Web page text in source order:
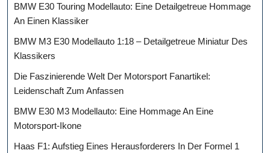
BMW E30 Touring Modellauto: Eine Detailgetreue Hommage
An Einen Klassiker
BMW M3 E30 Modellauto 1:18 – Detailgetreue Miniatur Des
Klassikers
Die Faszinierende Welt Der Motorsport Fanartikel:
Leidenschaft Zum Anfassen
BMW E30 M3 Modellauto: Eine Hommage An Eine
Motorsport-Ikone
Haas F1: Aufstieg Eines Herausforderers In Der Formel 1